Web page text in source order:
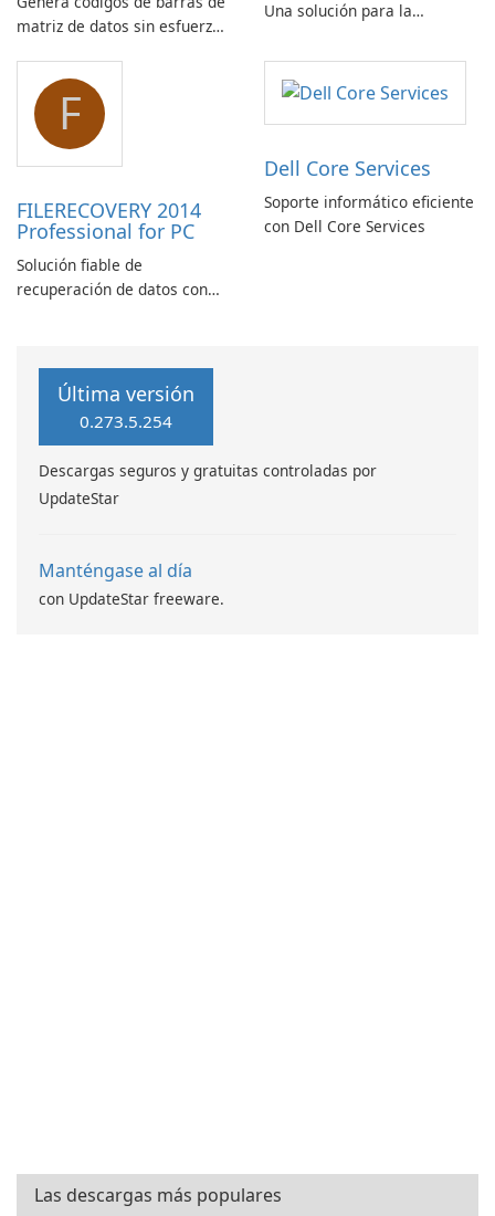
matriz de datos sin esfuerzo
barras de matriz de datos
ASPX
Una solución para la
electrónico
F
FILERECOVERY 2014
Professional for PC
Solución fiable de
recuperación de datos con
Dell Core Services
Soporte informático eficiente
con Dell Core Services
Última versión
0.273.5.254
Descargas seguros y gratuitas controladas por
UpdateStar
Manténgase al día
con UpdateStar freeware.
Las descargas más populares